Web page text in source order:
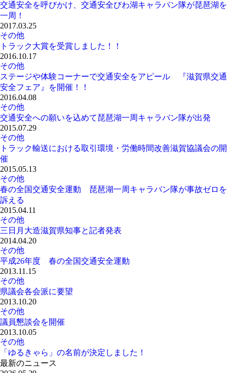
交通安全を呼びかけ、交通安全びわ湖キャラバン隊が琵琶湖を
一周！
2017.03.25
その他
トラック大賞を受賞しました！！
2016.10.17
その他
ステージや体験コーナーで交通安全をアピール 『滋賀県交通
安全フェア』を開催！！
2016.04.08
その他
交通安全への願いを込めて琵琶湖一周キャラバン隊が出発
2015.07.29
その他
トラック輸送における取引環境・労働時間改善滋賀協議会の開
催
2015.05.13
その他
春の全国交通安全運動 琵琶湖一周キャラバン隊が事故ゼロを
訴える
2015.04.11
その他
三日月大造滋賀県知事と記者発表
2014.04.20
その他
平成26年度 春の全国交通安全運動
2013.11.15
その他
県議会各会派に要望
2013.10.20
その他
議員懇談会を開催
2013.10.05
その他
「ゆるきゃら」の名前が決定しました！
最新のニュース